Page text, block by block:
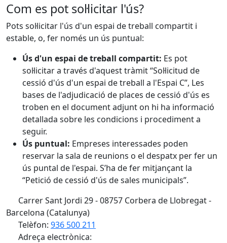
Com es pot sol·licitar l'ús?
Pots sol·licitar l'ús d'un espai de treball compartit i
estable, o, fer només un ús puntual:
Ús d'un espai de treball compartit: Es pot
sol·licitar a través d'aquest tràmit “Sol·licitud de
cessió d'ús d'un espai de treball a l'Espai C”, Les
bases de l'adjudicació de places de cessió d'ús es
troben en el document adjunt on hi ha informació
detallada sobre les condicions i procediment a
seguir.
Ús puntual: Empreses interessades poden
reservar la sala de reunions o el despatx per fer un
ús puntal de l'espai. S’ha de fer mitjançant la
“Petició de cessió d'ús de sales municipals”.
Carrer Sant Jordi 29 - 08757 Corbera de Llobregat -
Barcelona (Catalunya)
Telèfon: 936 500 211
Adreça electrònica: